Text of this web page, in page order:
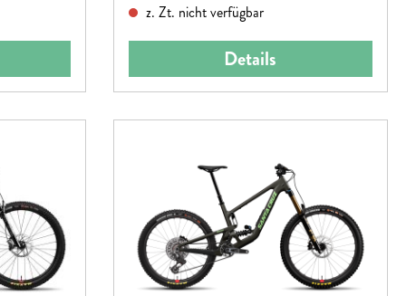
z. Zt. nicht verfügbar
Details